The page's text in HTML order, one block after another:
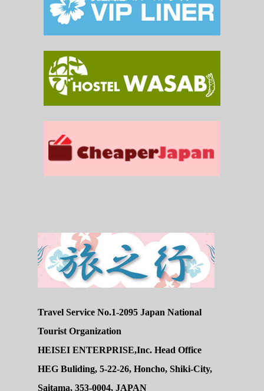
Travel Service No.1-2095 Japan National
Tourist Organization
HEISEI ENTERPRISE,Inc. Head Office
HEG Buliding, 5-22-26, Honcho, Shiki-City,
Saitama, 353-0004, JAPAN